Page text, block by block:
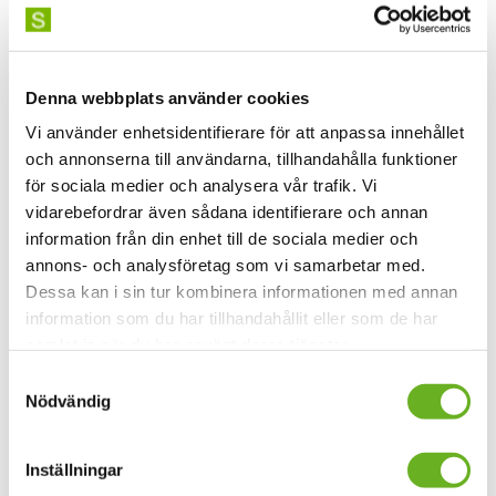
Denna webbplats använder cookies
Vi använder enhetsidentifierare för att anpassa innehållet
och annonserna till användarna, tillhandahålla funktioner
för sociala medier och analysera vår trafik. Vi
vidarebefordrar även sådana identifierare och annan
information från din enhet till de sociala medier och
annons- och analysföretag som vi samarbetar med.
Dessa kan i sin tur kombinera informationen med annan
information som du har tillhandahållit eller som de har
Nödvändig
Inställningar
ett försök att leva i samklang med den ständigt
föränderliga världen.
Clara är danskonstnär verksam i Leipzig, Tyskland.
Hennes återkommande koreografiska intressen
utforskar social samhörighet, iscensättandet av
historiska händelser och frigörelse som en kollektiv och
individuell manifestation.
Madeleine Karlsson
Madeleine Karlssonsforskning lyfter fram och
ifrågasätter normer och synsätt på åldrande och mognad
som professionell dansare. Forskningen belyser hur
ålderskritisk position och diskutera de normer och
ålder och åldrande som dansare. Med utgångspunkt i
autobiografi och improvisation synliggörs dansares